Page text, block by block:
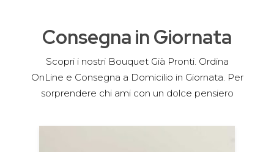
Consegna in Giornata
Scopri i nostri Bouquet Già Pronti. Ordina
OnLine e Consegna a Domicilio in Giornata. Per
sorprendere chi ami con un dolce pensiero